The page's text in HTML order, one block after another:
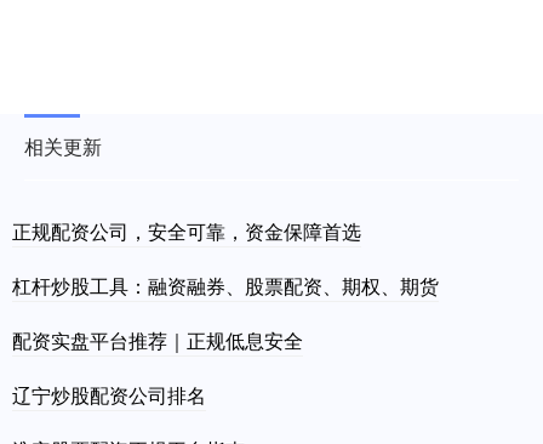
相关更新
正规配资公司，安全可靠，资金保障首选
杠杆炒股工具：融资融券、股票配资、期权、期货
配资实盘平台推荐｜正规低息安全
辽宁炒股配资公司排名